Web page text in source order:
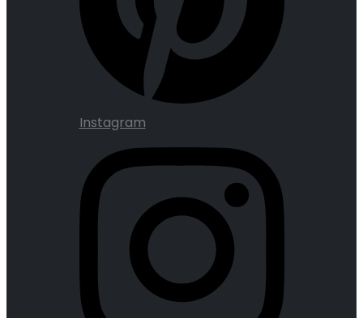
Instagram